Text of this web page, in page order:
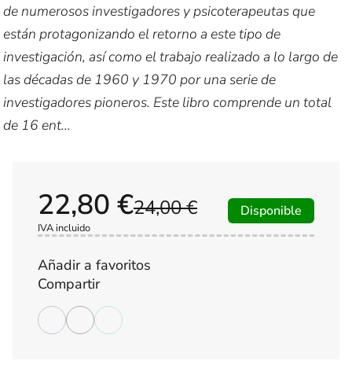
de numerosos investigadores y psicoterapeutas que
están protagonizando el retorno a este tipo de
investigación, así como el trabajo realizado a lo largo de
las décadas de 1960 y 1970 por una serie de
investigadores pioneros. Este libro comprende un total
de 16 ent...
24,00 €
22,80 €
IVA incluido
Disponible
Añadir a favoritos
Compartir